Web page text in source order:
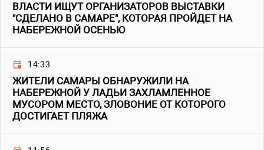
ВЛАСТИ ИЩУТ ОРГАНИЗАТОРОВ ВЫСТАВКИ
"СДЕЛАНО В САМАРЕ", КОТОРАЯ ПРОЙДЕТ НА
НАБЕРЕЖНОЙ ОСЕНЬЮ
14:33
ЖИТЕЛИ САМАРЫ ОБНАРУЖИЛИ НА
НАБЕРЕЖНОЙ У ЛАДЬИ ЗАХЛАМЛЕННОЕ
МУСОРОМ МЕСТО, ЗЛОВОНИЕ ОТ КОТОРОГО
ДОСТИГАЕТ ПЛЯЖА